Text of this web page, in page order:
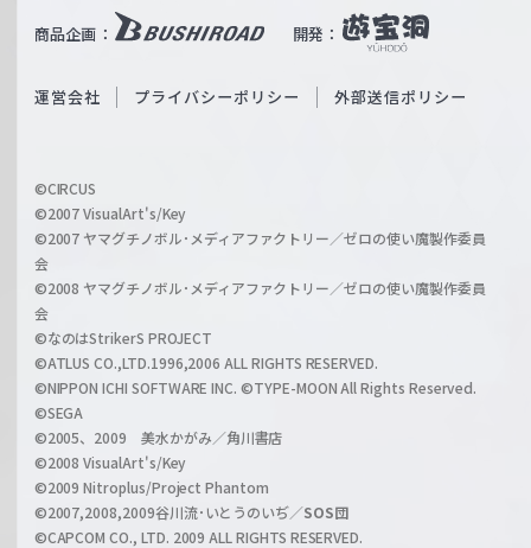
ß
c
a
r
z
商品企画： 開発：
b
O
i
l
h
a
n
l
運営会社 プライバシーポリシー 外部送信ポリシー
©CIRCUS
©2007 VisualArt's/Key
©2007 ヤマグチノボル･メディアファクトリー／ゼロの使い魔製作委員
会
©2008 ヤマグチノボル･メディアファクトリー／ゼロの使い魔製作委員
会
©なのはStrikerS PROJECT
©ATLUS CO.,LTD.1996,2006 ALL RIGHTS RESERVED.
©NIPPON ICHI SOFTWARE INC. ©TYPE-MOON All Rights Reserved.
©SEGA
©2005、2009 美水かがみ／角川書店
©2008 VisualArt's/Key
©2009 Nitroplus/Project Phantom
©2007,2008,2009谷川流･いとうのいぢ／SOS団
©CAPCOM CO., LTD. 2009 ALL RIGHTS RESERVED.